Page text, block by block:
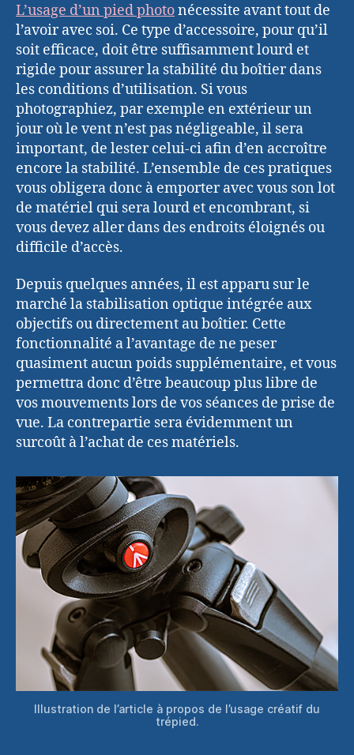
L’usage d’un pied photonécessite avant tout de
l’avoir avec soi. Ce type d’accessoire, pour qu’il
soit efficace, doit être suffisamment lourd et
rigide pour assurer la stabilité du boîtier dans
les conditions d’utilisation. Si vous
photographiez, par exemple en extérieur un
jour où le vent n’est pas négligeable, il sera
important, de lester celui-ci afin d’en accroître
encore la stabilité. L’ensemble de ces pratiques
vous obligera donc à emporter avec vous son lot
de matériel qui sera lourd et encombrant, si
vous devez aller dans des endroits éloignés ou
difficile d’accès.
Depuis quelques années, il est apparu sur le
marché la stabilisation optique intégrée aux
objectifs ou directement au boîtier. Cette
fonctionnalité a l’avantage de ne peser
quasiment aucun poids supplémentaire, et vous
permettra donc d’être beaucoup plus libre de
vos mouvements lors de vos séances de prise de
vue. La contrepartie sera évidemment un
surcoût à l’achat de ces matériels.
Illustration de l’article à propos de l’usage créatif du
trépied.